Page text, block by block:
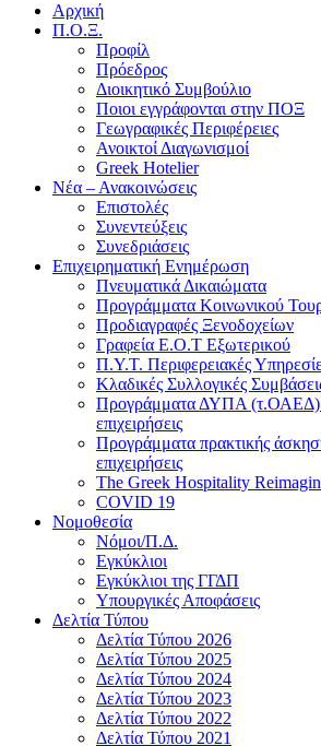
Αρχική
Π.Ο.Ξ.
Προφίλ
Πρόεδρος
Διοικητικό Συμβούλιο
Ποιοι εγγράφονται στην ΠΟΞ
Γεωγραφικές Περιφέρειες
Ανοικτοί Διαγωνισμoί
Greek Hotelier
Νέα – Ανακοινώσεις
Επιστολές
Συνεντεύξεις
Συνεδριάσεις
Επιχειρηματική Ενημέρωση
Πνευματικά Δικαιώματα
Προγράμματα Κοινωνικού
Προδιαγραφές Ξενοδοχείων
Γραφεία Ε.Ο.Τ Εξωτερικού
Π.Υ.Τ. Περιφερειακές
Κλαδικές Συλλογικές
Προγράμματα ΔΥΠΑ (τ.ΟΑΕΔ)
επιχειρήσεις
Προγράμματα πρακτικής
επιχειρήσεις
The Greek Hospitality
COVID 19
Νομοθεσία
Νόμοι/Π.Δ.
Εγκύκλιοι
Εγκύκλιοι της ΓΓΔΠ
Υπουργικές Αποφάσεις
Δελτία Τύπου
Δελτία Τύπου 2026
Δελτία Τύπου 2025
Δελτία Τύπου 2024
Δελτία Τύπου 2023
Δελτία Τύπου 2022
Δελτία Τύπου 2021